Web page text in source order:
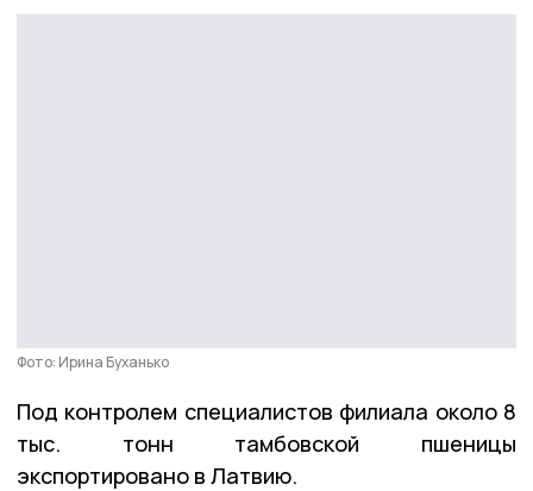
Фото: Ирина Буханько
Под контролем специалистов филиала около 8
тыс. тонн тамбовской пшеницы
экспортировано в Латвию.